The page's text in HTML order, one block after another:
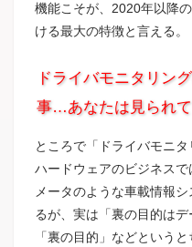
機能こそが、2020年以降
ける最大の特徴と言える。
ドライバモニタリン
事…あなたは見られ
ところで「ドライバモニ
ハードウェアのビジネス
メータのような車載情報
るが、実は「裏の目的はデ
「裏の目的」などという